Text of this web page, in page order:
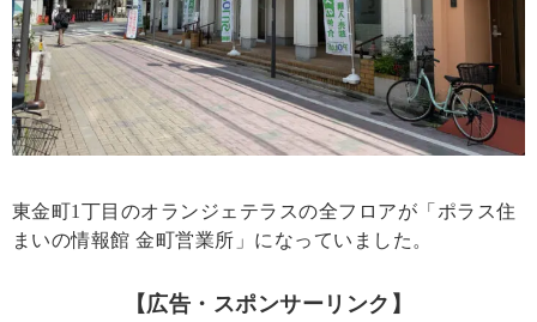
東金町1丁目のオランジェテラスの全フロアが「ポラス住
まいの情報館 金町営業所」になっていました。
【広告・スポンサーリンク】